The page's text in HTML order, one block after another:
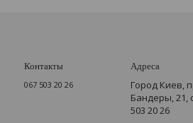
Контакты
067 503 20 26
Адреса
Город Киев,
Бандеры, 21,
503 20 26